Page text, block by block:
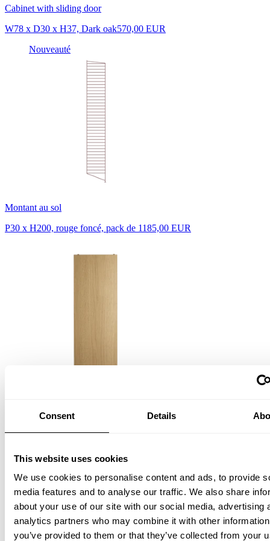
Consent Details
This website uses cookies
We use cookies to personalise content and ads, to provide
media features and to analyse our traffic. We also share
about your use of our site with our social media, advertising
analytics partners who may combine it with other
you’ve provided to them or that they’ve collected from your
Cabinet with sliding door
W78 x D30 x H37, Dark oak570,00 EUR
Nouveauté
Montant au sol
P30 x H200, rouge foncé, pack de 1185,00 EUR
L78 x P30, Chêne, 3-pack
190,00 EUR